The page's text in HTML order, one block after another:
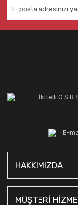
İkitelli O.S.B
E-
HAKKIMIZDA
MÜŞTERİ